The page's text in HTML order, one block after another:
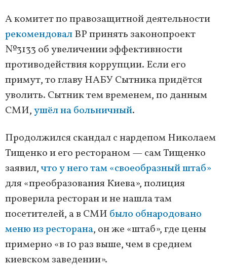
А комитет по правозащитной деятельности
рекомендовалВР принять законопроект
№3133 об увеличении эффективности
противодействия коррупции. Если его
примут, то главу НАБУ Сытника придётся
уволить. Сытник тем временем, по данным
СМИ,ушёл на больничный.
Продолжился скандал с нардепом Николаем
Тищенко и его рестораном — сам Тищенко
заявил,что у него там «своеобразный штаб»
для «преобразования Киева», полиция
проверила ресторан и не нашла там
посетителей, а в СМИ было обнародовано
меню из ресторана, он же «штаб», где цены
примерно «в 10 раз выше, чем в среднем
киевском заведении».